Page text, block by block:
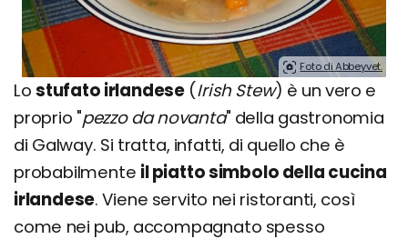
Foto di Abbeyvet.
Lo stufato irlandese (Irish Stew) è un vero e
proprio "pezzo da novanta" della gastronomia
di Galway. Si tratta, infatti, di quello che è
probabilmente il piatto simbolo della cucina
irlandese. Viene servito nei ristoranti, così
come nei pub, accompagnato spesso